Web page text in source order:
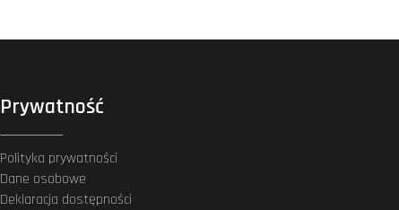
Prywatność
Polityka prywatności
Dane osobowe
Deklaracja dostępności